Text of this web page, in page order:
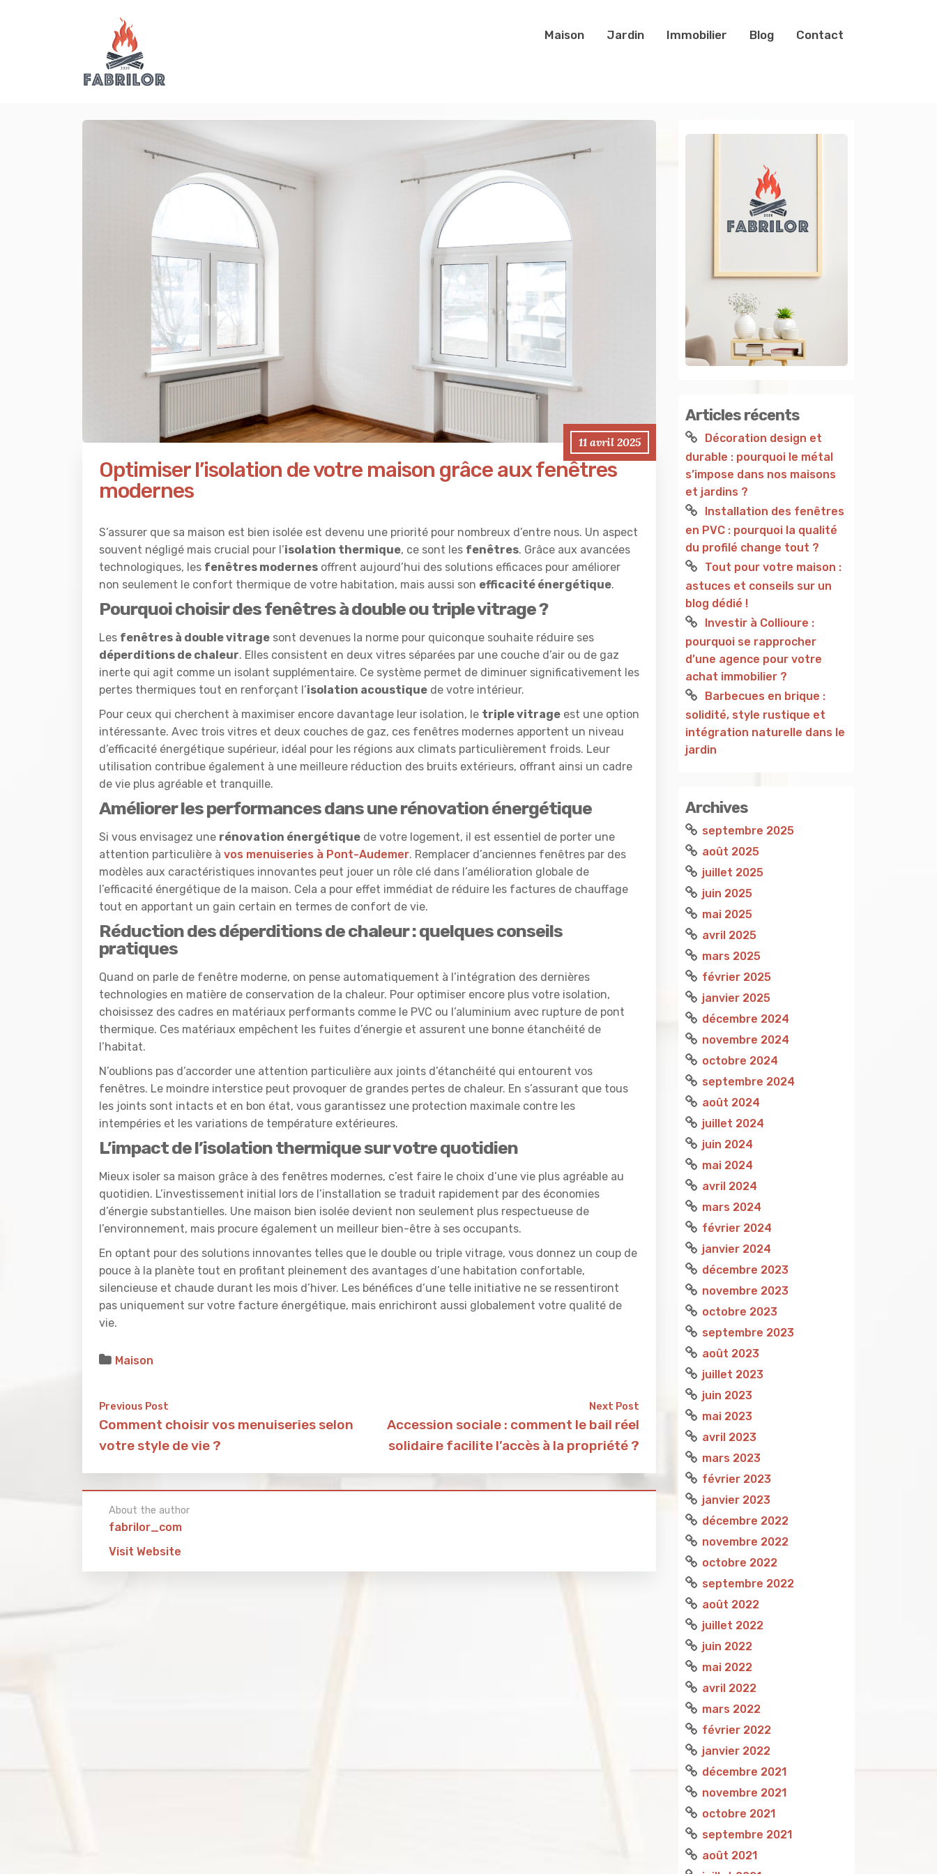
Maison Jardin Immobilier Blog Contact
11 avril 2025
Optimiser l’isolation de votre maison grâce aux fenêtres
modernes
S’assurer que sa maison est bien isolée est devenu une priorité pour nombreux d’entre nous. Un aspect
souvent négligé mais crucial pour l’isolation thermique, ce sont les fenêtres. Grâce aux avancées
technologiques, les fenêtres modernes offrent aujourd’hui des solutions efficaces pour améliorer
non seulement le confort thermique de votre habitation, mais aussi son efficacité énergétique.
Pourquoi choisir des fenêtres à double ou triple vitrage ?
Les fenêtres à double vitrage sont devenues la norme pour quiconque souhaite réduire ses
déperditions de chaleur. Elles consistent en deux vitres séparées par une couche d’air ou de gaz
inerte qui agit comme un isolant supplémentaire. Ce système permet de diminuer significativement les
pertes thermiques tout en renforçant l’isolation acoustique de votre intérieur.
Pour ceux qui cherchent à maximiser encore davantage leur isolation, le triple vitrage est une option
intéressante. Avec trois vitres et deux couches de gaz, ces fenêtres modernes apportent un niveau
d’efficacité énergétique supérieur, idéal pour les régions aux climats particulièrement froids. Leur
utilisation contribue également à une meilleure réduction des bruits extérieurs, offrant ainsi un cadre
de vie plus agréable et tranquille.
Améliorer les performances dans une rénovation énergétique
Si vous envisagez une rénovation énergétique de votre logement, il est essentiel de porter une
attention particulière à vos menuiseries à Pont-Audemer. Remplacer d’anciennes fenêtres par des
modèles aux caractéristiques innovantes peut jouer un rôle clé dans l’amélioration globale de
l’efficacité énergétique de la maison. Cela a pour effet immédiat de réduire les factures de chauffage
tout en apportant un gain certain en termes de confort de vie.
Réduction des déperditions de chaleur : quelques conseils
pratiques
Quand on parle de fenêtre moderne, on pense automatiquement à l’intégration des dernières
technologies en matière de conservation de la chaleur. Pour optimiser encore plus votre isolation,
choisissez des cadres en matériaux performants comme le PVC ou l’aluminium avec rupture de pont
thermique. Ces matériaux empêchent les fuites d’énergie et assurent une bonne étanchéité de
l’habitat.
N’oublions pas d’accorder une attention particulière aux joints d’étanchéité qui entourent vos
fenêtres. Le moindre interstice peut provoquer de grandes pertes de chaleur. En s’assurant que tous
les joints sont intacts et en bon état, vous garantissez une protection maximale contre les
intempéries et les variations de température extérieures.
L’impact de l’isolation thermique sur votre quotidien
Mieux isoler sa maison grâce à des fenêtres modernes, c’est faire le choix d’une vie plus agréable au
quotidien. L’investissement initial lors de l’installation se traduit rapidement par des économies
d’énergie substantielles. Une maison bien isolée devient non seulement plus respectueuse de
l’environnement, mais procure également un meilleur bien-être à ses occupants.
En optant pour des solutions innovantes telles que le double ou triple vitrage, vous donnez un coup de
pouce à la planète tout en profitant pleinement des avantages d’une habitation confortable,
silencieuse et chaude durant les mois d’hiver. Les bénéfices d’une telle initiative ne se ressentiront
pas uniquement sur votre facture énergétique, mais enrichiront aussi globalement votre qualité de
vie.
Maison
Previous Post
Comment choisir vos menuiseries selon
votre style de vie ?
Next Post
Accession sociale : comment le bail réel
solidaire facilite l’accès à la propriété ?
About the author
fabrilor_com
Visit Website
Articles récents
Décoration design et
durable : pourquoi le métal
s’impose dans nos maisons
et jardins ?
Installation des fenêtres
en PVC : pourquoi la qualité
du profilé change tout ?
Tout pour votre maison :
astuces et conseils sur un
blog dédié !
Investir à Collioure :
pourquoi se rapprocher
d’une agence pour votre
achat immobilier ?
Barbecues en brique :
solidité, style rustique et
intégration naturelle dans le
jardin
Archives
septembre 2025
août 2025
juillet 2025
juin 2025
mai 2025
avril 2025
mars 2025
février 2025
janvier 2025
décembre 2024
novembre 2024
octobre 2024
septembre 2024
août 2024
juillet 2024
juin 2024
mai 2024
avril 2024
mars 2024
février 2024
janvier 2024
décembre 2023
novembre 2023
octobre 2023
septembre 2023
août 2023
juillet 2023
juin 2023
mai 2023
avril 2023
mars 2023
février 2023
janvier 2023
décembre 2022
novembre 2022
octobre 2022
septembre 2022
août 2022
juillet 2022
juin 2022
mai 2022
avril 2022
mars 2022
février 2022
janvier 2022
décembre 2021
novembre 2021
octobre 2021
septembre 2021
août 2021